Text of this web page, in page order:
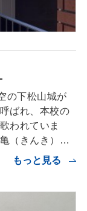
の下松山城が
ばれ、本校の
われていま
（きんき）…
もっと見る